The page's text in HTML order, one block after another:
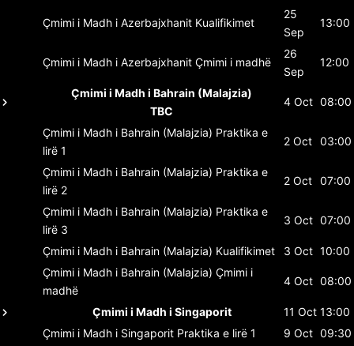
Çmimi i Madh i Azerbajxhanit Kualifikimet
25
Sep
13:00
Çmimi i Madh i Azerbajxhanit Çmimi i madhë
26
Sep
12:00
Çmimi i Madh i Bahrain (Malajzia)
TBC
4 Oct 08:00
Çmimi i Madh i Bahrain (Malajzia) Praktika e
lirë 1
2 Oct 03:00
Çmimi i Madh i Bahrain (Malajzia) Praktika e
lirë 2
2 Oct 07:00
Çmimi i Madh i Bahrain (Malajzia) Praktika e
lirë 3
3 Oct 07:00
Çmimi i Madh i Bahrain (Malajzia) Kualifikimet 3 Oct 10:00
Çmimi i Madh i Bahrain (Malajzia) Çmimi i
madhë
4 Oct 08:00
Çmimi i Madh i Singaporit 11 Oct 13:00
Çmimi i Madh i Singaporit Praktika e lirë 1 9 Oct 09:30